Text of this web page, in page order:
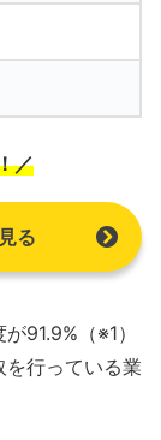
／
る
91.9%（※1）
を行っている業